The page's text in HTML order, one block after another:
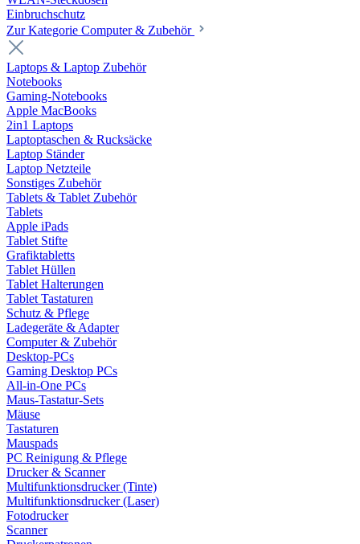
Einbruchschutz
Zur Kategorie Computer & Zubehör
Laptops & Laptop Zubehör
Notebooks
Gaming-Notebooks
Apple MacBooks
2in1 Laptops
Laptoptaschen & Rucksäcke
Laptop Ständer
Laptop Netzteile
Sonstiges Zubehör
Tablets & Tablet Zubehör
Tablets
Apple iPads
Tablet Stifte
Grafiktabletts
Tablet Hüllen
Tablet Halterungen
Tablet Tastaturen
Schutz & Pflege
Ladegeräte & Adapter
Computer & Zubehör
Desktop-PCs
Gaming Desktop PCs
All-in-One PCs
Maus-Tastatur-Sets
Mäuse
Tastaturen
Mauspads
PC Reinigung & Pflege
Drucker & Scanner
Multifunktionsdrucker (Tinte)
Multifunktionsdrucker (Laser)
Fotodrucker
Scanner